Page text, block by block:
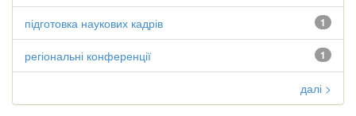
1
підготовка наукових кадрів
1
регіональні конференції
далі >